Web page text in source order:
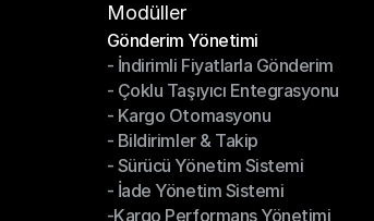
Modüller
Gönderim Yönetimi
Gönderim Yönetimi
- İndirimli Fiyatlarla Gönderim
- İndirimli Fiyatlarla Gönderim
- Çoklu Taşıyıcı Entegrasyonu
- Çoklu Taşıyıcı Entegrasyonu
- Kargo Otomasyonu
- Kargo Otomasyonu
- Bildirimler & Takip
- Bildirimler & Takip
- Sürücü Yönetim Sistemi
- Sürücü Yönetim Sistemi
- İade Yönetim Sistemi
- İade Yönetim Sistemi
-Kargo Performans Yönetimi